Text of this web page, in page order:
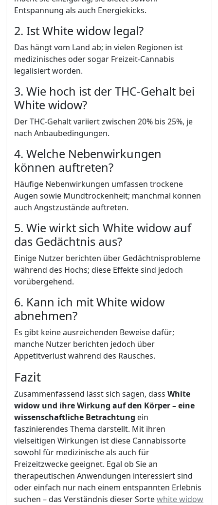
Entspannung als auch Energiekicks.
2. Ist White widow legal?
Das hängt vom Land ab; in vielen Regionen ist
medizinisches oder sogar Freizeit-Cannabis
legalisiert worden.
3. Wie hoch ist der THC-Gehalt bei
White widow?
Der THC-Gehalt variiert zwischen 20% bis 25%, je
nach Anbaubedingungen.
4. Welche Nebenwirkungen
können auftreten?
Häufige Nebenwirkungen umfassen trockene
Augen sowie Mundtrockenheit; manchmal können
auch Angstzustände auftreten.
5. Wie wirkt sich White widow auf
das Gedächtnis aus?
Einige Nutzer berichten über Gedächtnisprobleme
während des Hochs; diese Effekte sind jedoch
vorübergehend.
6. Kann ich mit White widow
abnehmen?
Es gibt keine ausreichenden Beweise dafür;
manche Nutzer berichten jedoch über
Appetitverlust während des Rausches.
Fazit
Zusammenfassend lässt sich sagen, dass White
widow und ihre Wirkung auf den Körper – eine
wissenschaftliche Betrachtung ein
faszinierendes Thema darstellt. Mit ihren
vielseitigen Wirkungen ist diese Cannabissorte
sowohl für medizinische als auch für
Freizeitzwecke geeignet. Egal ob Sie an
therapeutischen Anwendungen interessiert sind
oder einfach nur nach einem entspannten Erlebnis
suchen – das Verständnis dieser Sortewhite widow